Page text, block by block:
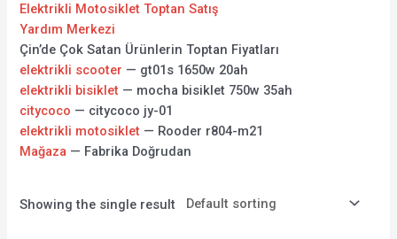
Elektrikli Motosiklet Toptan Satış
Yardım Merkezi
Çin’de Çok Satan Ürünlerin Toptan Fiyatları
elektrikli scooter — gt01s 1650w 20ah
elektrikli bisiklet — mocha bisiklet 750w 35ah
citycoco — citycoco jy-01
elektrikli motosiklet — Rooder r804-m21
Mağaza — Fabrika Doğrudan
Showing the single result